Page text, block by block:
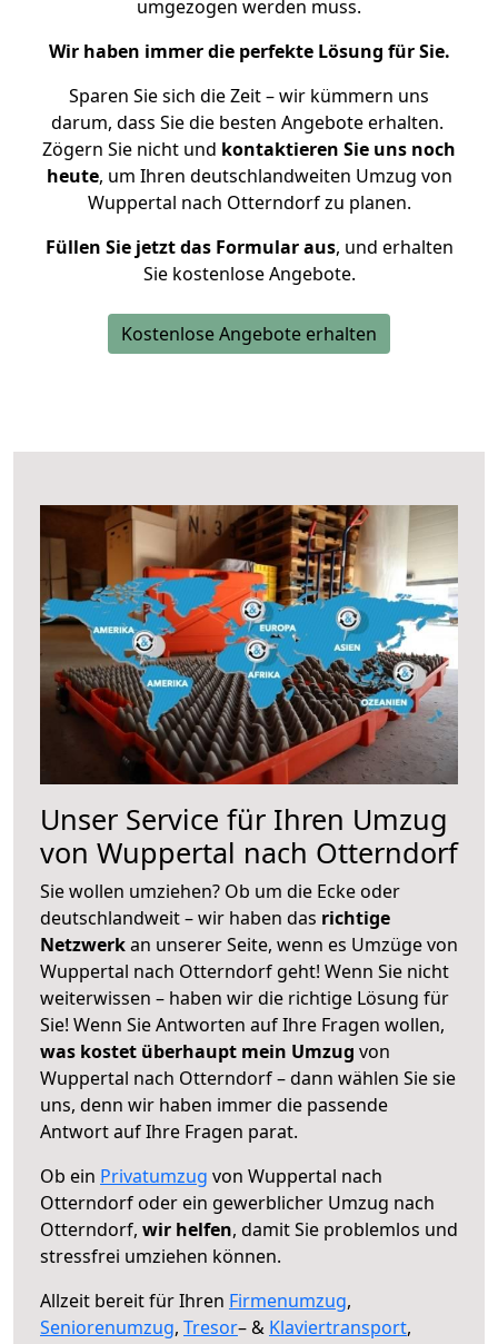
umgezogen werden muss.
Wir haben immer die perfekte Lösung für Sie.
Sparen Sie sich die Zeit – wir kümmern uns
darum, dass Sie die besten Angebote erhalten.
Zögern Sie nicht und kontaktieren Sie uns noch
heute, um Ihren deutschlandweiten Umzug von
Wuppertal nach Otterndorf zu planen.
Füllen Sie jetzt das Formular aus, und erhalten
Sie kostenlose Angebote.
Kostenlose Angebote erhalten
Unser Service für Ihren Umzug
von Wuppertal nach Otterndorf
Sie wollen umziehen? Ob um die Ecke oder
deutschlandweit – wir haben das richtige
Netzwerkan unserer Seite, wenn es Umzüge von
Wuppertal nach Otterndorf geht! Wenn Sie nicht
weiterwissen – haben wir die richtige Lösung für
Sie! Wenn Sie Antworten auf Ihre Fragen wollen,
was kostet überhaupt mein Umzug von
Wuppertal nach Otterndorf – dann wählen Sie sie
uns, denn wir haben immer die passende
Antwort auf Ihre Fragen parat.
Ob ein Privatumzug von Wuppertal nach
Otterndorf oder ein gewerblicher Umzug nach
Otterndorf, wir helfen, damit Sie problemlos und
stressfrei umziehen können.
Allzeit bereit für Ihren Firmenumzug,
Seniorenumzug, Tresor– & Klaviertransport,